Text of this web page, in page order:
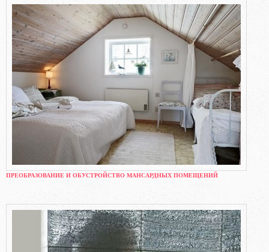
ПРЕОБРАЗОВАНИЕ И ОБУСТРОЙСТВО МАНСАРДНЫХ ПОМЕЩЕНИЙ